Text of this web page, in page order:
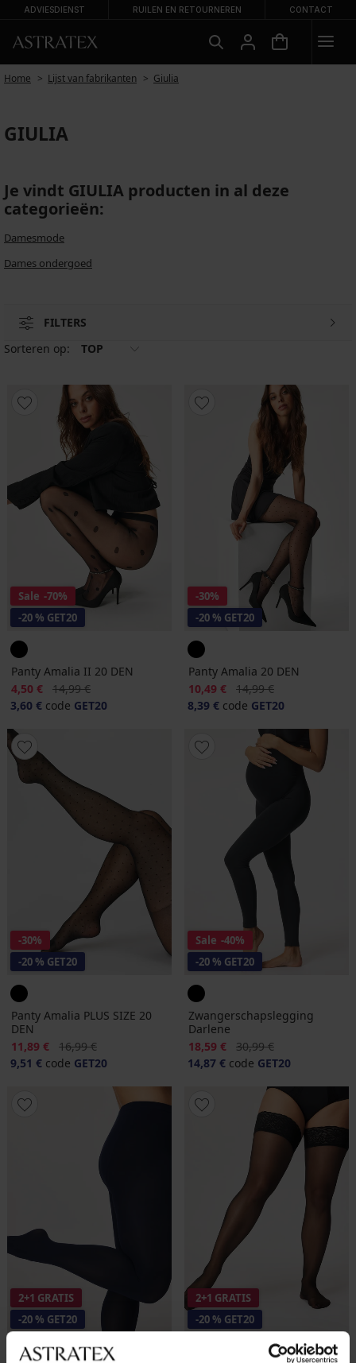
ADVIESDIENST RUILEN EN RETOURNEREN CONTACT
Home Lijst van fabrikanten Giulia
GIULIA
Je vindt GIULIA producten in al deze
categorieën:
Damesmode
Dames ondergoed
FILTERS
Sorteren op:
TOP
Sale -70%
-20 % GET20
Panty Amalia II 20 DEN
Korting
4,50 € Oorspronkelijke prijs
14,99 €
3,60 € code GET20
-30%
-20 % GET20
Panty Amalia 20 DEN
Korting
10,49 € Oorspronkelijke prijs
14,99 €
8,39 € code GET20
-30%
-20 % GET20
Panty Amalia PLUS SIZE 20
DEN
Korting
11,89 € Oorspronkelijke prijs
16,99 €
9,51 € code GET20
Sale -40%
-20 % GET20
Zwangerschapslegging
Darlene
Korting
18,59 € Oorspronkelijke prijs
30,99 €
14,87 € code GET20
2+1 GRATIS
-20 % GET20
2+1 GRATIS
-20 % GET20
4,5